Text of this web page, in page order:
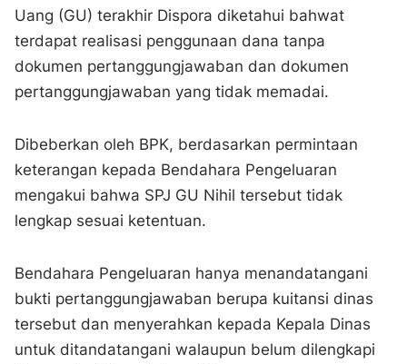
Uang (GU) terakhir Dispora diketahui bahwat
terdapat realisasi penggunaan dana tanpa
dokumen pertanggungjawaban dan dokumen
pertanggungjawaban yang tidak memadai.
Dibeberkan oleh BPK, berdasarkan permintaan
keterangan kepada Bendahara Pengeluaran
mengakui bahwa SPJ GU Nihil tersebut tidak
lengkap sesuai ketentuan.
Bendahara Pengeluaran hanya menandatangani
bukti pertanggungjawaban berupa kuitansi dinas
tersebut dan menyerahkan kepada Kepala Dinas
untuk ditandatangani walaupun belum dilengkapi